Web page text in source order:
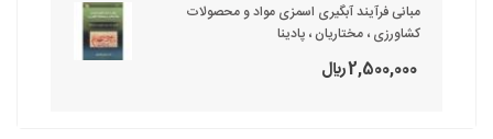
مبانی فرآیند آبگیری اسمزی مواد و محصولات
کشاورزی ، مختاریان ، پادینا
2,500,000 ريال